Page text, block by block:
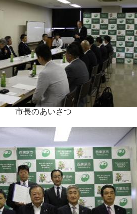
市長のあいさつ